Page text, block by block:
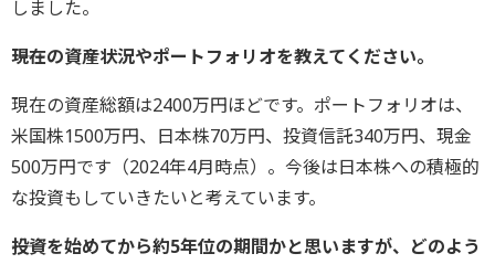
しました。
――現在の資産状況やポートフォリオを教えてください。
現在の資産総額は2400万円ほどです。ポートフォリオは、
米国株1500万円、日本株70万円、投資信託340万円、現金
500万円です（2024年4月時点）。今後は日本株への積極的
な投資もしていきたいと考えています。
――投資を始めてから約5年位の期間かと思いますが、どのよう